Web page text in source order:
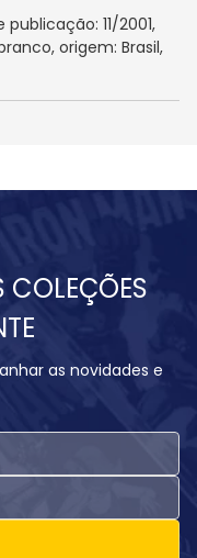
11/2001,
origem: Brasil,
COLEÇÕES
as novidades e